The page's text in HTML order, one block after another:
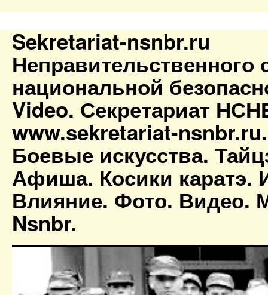
Sekretariat-nsnbr.ru
Неправительственного
национальной
Video. Секретариат
www.sekretariat-
Боевые искусства.
Афиша. Косики каратэ.
Влияние. Фото. Видео.
Nsnbr.